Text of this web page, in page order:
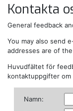
Kontakta
General feedback
You may also send
addresses are of
Huvudfältet för
kontaktuppgifter om
Namn: